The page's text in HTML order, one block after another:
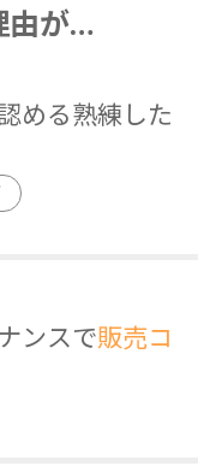
由が…
める熟練した
ンスで販売コ